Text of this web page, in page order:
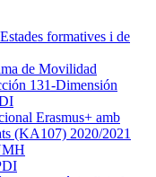
formatives i de
de Movilidad
131-Dimensión
Erasmus+ amb
(KA107) 2020/2021